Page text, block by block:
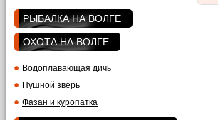
РЫБАЛКА НА ВОЛГЕ
ОХОТА НА ВОЛГЕ
Водоплавающая дичь
Пушной зверь
Фазан и куропатка